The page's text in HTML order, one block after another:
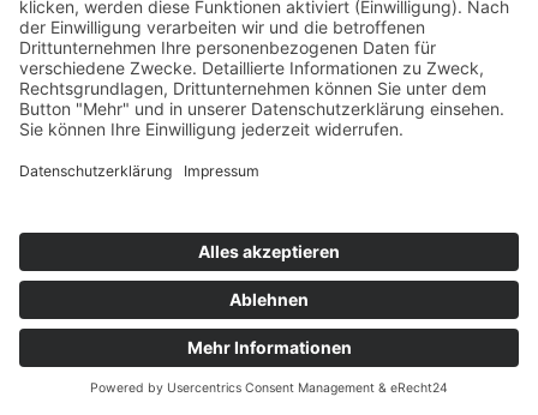
Ab dem 25. Juni muss vor der Einreise nach Indien
eine Gesundheitserklärung ausgefüllt werden. Die
Bestätigung muss in digitaler oder ausgedruckter
Form mitgeführt und auf Verlangen der